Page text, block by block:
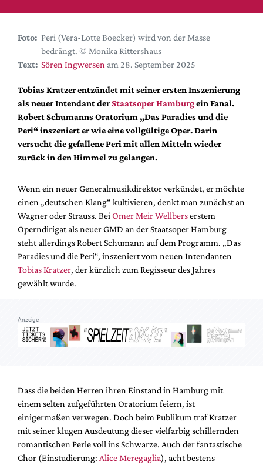
Festival-Planer
Hefte
Alle Hefte
Leseproben
Podcast
Service
Shop / Abo
Newsletter
Autor:innen
Partner
Mediadaten
Suche
Foto: Peri (Vera-Lotte Boecker) wird von der Masse
bedrängt. © Monika Rittershaus
Text: Sören Ingwersen am 28. September 2025
Tobias Kratzer entzündet mit seiner ersten Inszenierung
als neuer Intendant derStaatsoper Hamburgein Fanal.
Robert Schumanns Oratorium „Das Paradies und die
Peri“ inszeniert er wie eine vollgültige Oper. Darin
versucht die gefallene Peri mit allen Mitteln wieder
zurück in den Himmel zu gelangen.
Wenn ein neuer Generalmusikdirektor verkündet, er möchte
einen „deutschen Klang“ kultivieren, denkt man zunächst an
Wagner oder Strauss. Bei Omer Meir Wellberserstem
Operndirigat als neuer GMD an der Staatsoper Hamburg
steht allerdings Robert Schumann auf dem Programm. „Das
Paradies und die Peri“, inszeniert vom neuen Intendanten
Tobias Kratzer, der kürzlich zum Regisseur des Jahres
gewählt wurde.
Anzeige
Dass die beiden Herren ihren Einstand in Hamburg mit
einem selten aufgeführten Oratorium feiern, ist
einigermaßen verwegen. Doch beim Publikum traf Kratzer
mit seiner klugen Ausdeutung dieser vielfarbig schillernden
romantischen Perle voll ins Schwarze. Auch der fantastische
Chor (Einstudierung: Alice Meregaglia), acht bestens